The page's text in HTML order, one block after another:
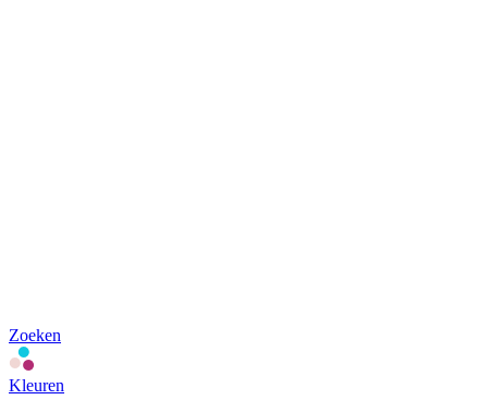
Zoeken
Kleuren